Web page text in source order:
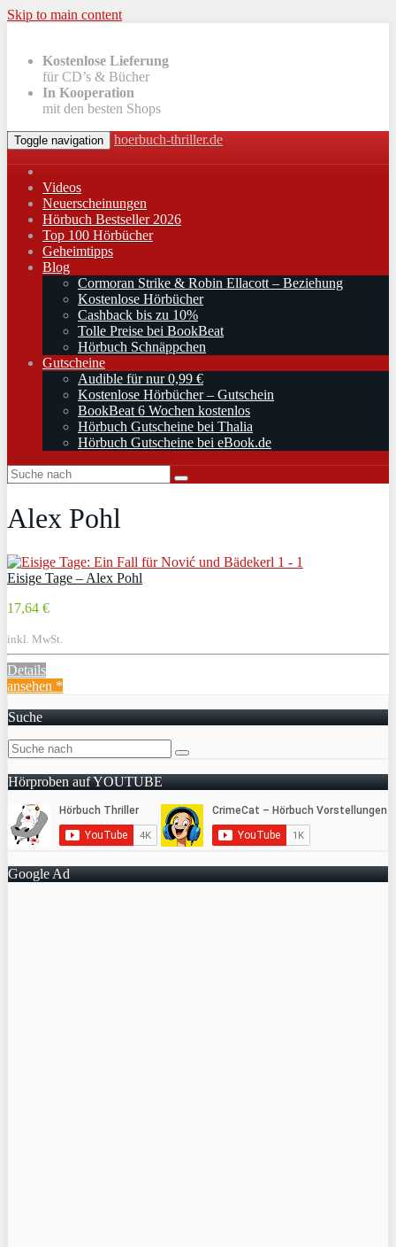
Skip to main content
Kostenlose Lieferung
für CD’s & Bücher
In Kooperation
mit den besten Shops
Toggle navigation hoerbuch-thriller.de
Videos
Neuerscheinungen
Hörbuch Bestseller 2026
Top 100 Hörbücher
Geheimtipps
Blog
Cormoran Strike & Robin Ellacott – Beziehung
Kostenlose Hörbücher
Cashback bis zu 10%
Tolle Preise bei BookBeat
Hörbuch Schnäppchen
Gutscheine
Audible für nur 0,99 €
Kostenlose Hörbücher – Gutschein
BookBeat 6 Wochen kostenlos
Hörbuch Gutscheine bei Thalia
Hörbuch Gutscheine bei eBook.de
Alex Pohl
Eisige Tage – Alex Pohl
17,64 €
inkl. MwSt.
Details
ansehen *
Suche
Hörproben auf YOUTUBE
Google Ad